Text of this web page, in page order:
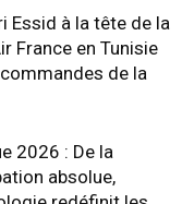
Essid à la tête de la
France en Tunisie
de la
2026 : De la
absolue,